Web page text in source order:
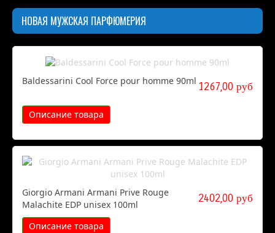
НОВАЯ МУЖСКАЯ ПАРФЮМЕРИЯ
1267,00 руб
Baldessarini Cool Force pour homme 90ml
Описание товара
2402,00 руб
Giorgio Armani Armani Prive Rouge
Malachite EDP unisex 100ml
Описание товара